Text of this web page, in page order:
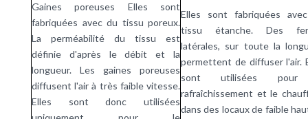
Gaines poreuses Elles sont
fabriquées avec du tissu poreux.
La perméabilité du tissu est
définie d'après le débit et la
longueur. Les gaines poreuses
diffusent l'air à très faible vitesse.
Elles sont donc utilisées
Elles sont fabriquées
tissu étanche. Des
latérales, sur toute la
permettent de diffuser l'air.
sont utilisées
rafraîchissement et le
dans des locaux de faible